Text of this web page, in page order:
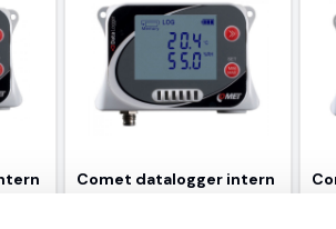
Comet datalogger intern